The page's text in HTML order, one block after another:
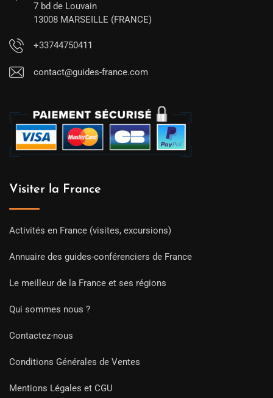
7 bd de Louvain
13008 MARSEILLE (FRANCE)
+33744750411
contact@guides-france.com
Visiter la France
Activités en France (visites, excursions)
Annuaire des guides-conférenciers de France
Le meilleur de la France et ses régions
Qui sommes nous ?
Contactez-nous
Conditions Générales de Ventes
Mentions Légales et CGU